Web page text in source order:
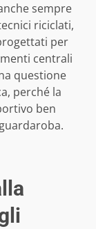
sempre
riciclati,
per
centrali
questione
perché la
ben